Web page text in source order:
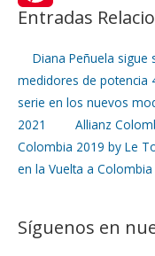
c
b
o
o
w
t
t
e
P
n
t
e
e
Entradas
Diana Peñuela
medidores de potencia
serie en los nuevos
2021
Allianz
Colombia 2019 by Le
en la Vuelta a Colombia
Síguenos en